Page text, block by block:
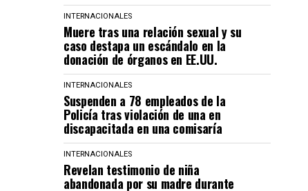
INTERNACIONALES
Muere tras una relación sexual y su
caso destapa un escándalo en la
donación de órganos en EE.UU.
INTERNACIONALES
Suspenden a 78 empleados de la
Policía tras violación de una en
discapacitada en una comisaría
INTERNACIONALES
Revelan testimonio de niña
abandonada por su madre durante